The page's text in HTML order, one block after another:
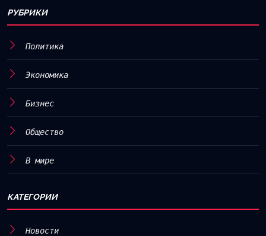
РУБРИКИ
Политика
Экономика
Бизнес
Общество
В мире
КАТЕГОРИИ
Новости